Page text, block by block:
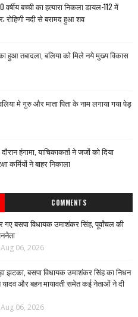
बच्ची का हत्यारा निकला डायल-112 में
रोहिणी नदी से बरामद हुआ शव
हुआ तबादला, बलिया को मिले नये मुख्य विकास
मे गुरु और माता पिता के नाम लगाया गया पेड़
हंगामा, याचिकाकर्ता ने जजों को दिया
ने बाहर निकाला
COMMENTS
बसपा विधायक उमाशंकर सिंह, पूर्वांचल की
Aug 06, 2026
झटका, बसपा विधायक उमाशंकर सिंह का निधन
और बहन मायावती समेत कई नेताओं ने दी
Aug 06, 2026